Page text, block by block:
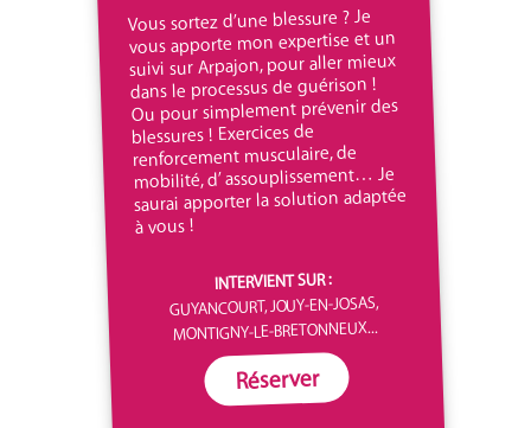
Vous sortez d’une blessure ? Je
vous apporte mon expertise et un
suivi sur Arpajon, pour aller mieux
dans le processus de guérison !
Ou pour simplement prévenir des
blessures ! Exercices de
renforcement musculaire, de
mobilité, d’ assouplissement… Je
saurai apporter la solution adaptée
à vous !
INTERVIENT SUR :
GUYANCOURT, JOUY-EN-JOSAS,
MONTIGNY-LE-BRETONNEUX...
Réserver